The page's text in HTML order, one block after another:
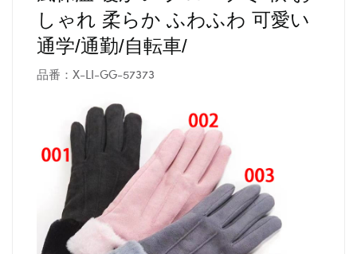
しゃれ 柔らか ふわふわ 可愛い
通学/通勤/自転車/
品番：X-LI-GG-57373